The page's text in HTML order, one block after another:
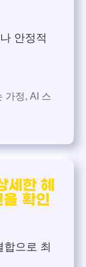
안정적
가정, AI 스
한 혜
확인
으로 최